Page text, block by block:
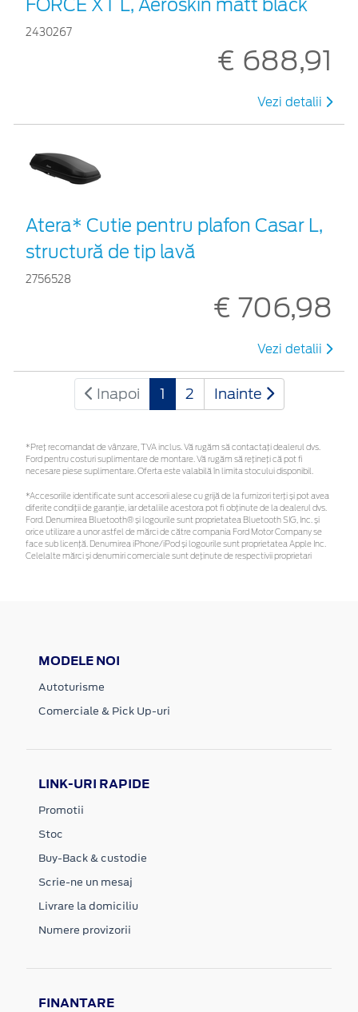
FORCE XT L, Aeroskin matt black
2430267
€ 688,91
Vezi detalii
Atera* Cutie pentru plafon Casar L,
structură de tip lavă
2756528
€ 706,98
Vezi detalii
Inapoi 1 2 Inainte
*Preţ recomandat de vânzare, TVA inclus. Vă rugăm să contactaţi dealerul dvs.
Ford pentru costuri suplimentare de montare. Vă rugăm să rețineți că pot fi
necesare piese suplimentare. Oferta este valabilă în limita stocului disponibil.
*Accesoriile identificate sunt accesorii alese cu grijă de la furnizori terți și pot avea
diferite condiții de garanție, iar detaliile acestora pot fi obținute de la dealerul dvs.
Ford. Denumirea Bluetooth® și logourile sunt proprietatea Bluetooth SIG, Inc. și
orice utilizare a unor astfel de mărci de către compania Ford Motor Company se
face sub licență. Denumirea iPhone/iPod și logourile sunt proprietatea Apple Inc.
Celelalte mărci și denumiri comerciale sunt deținute de respectivii proprietari
MODELE NOI
Autoturisme
Comerciale & Pick Up-uri
LINK-URI RAPIDE
Promotii
Stoc
Buy-Back & custodie
Scrie-ne un mesaj
Livrare la domiciliu
Numere provizorii
FINANTARE